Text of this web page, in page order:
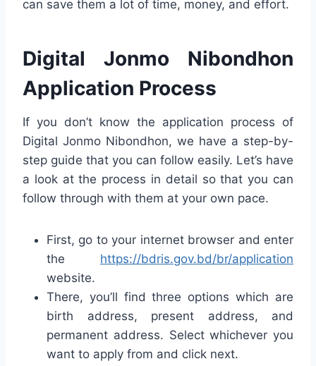
can save them a lot of time, money, and effort.
Digital Jonmo Nibondhon
Application Process
If you don’t know the application process of
Digital Jonmo Nibondhon, we have a step-by-
step guide that you can follow easily. Let’s have
a look at the process in detail so that you can
follow through with them at your own pace.
First, go to your internet browser and enter
the https://bdris.gov.bd/br/application
website.
There, you’ll find three options which are
birth address, present address, and
permanent address. Select whichever you
want to apply from and click next.